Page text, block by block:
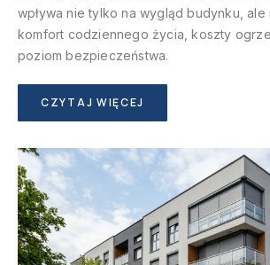
wpływa nie tylko na wygląd budynku, ale
komfort codziennego życia, koszty
poziom bezpieczeństwa.
CZYTAJ WIĘCEJ